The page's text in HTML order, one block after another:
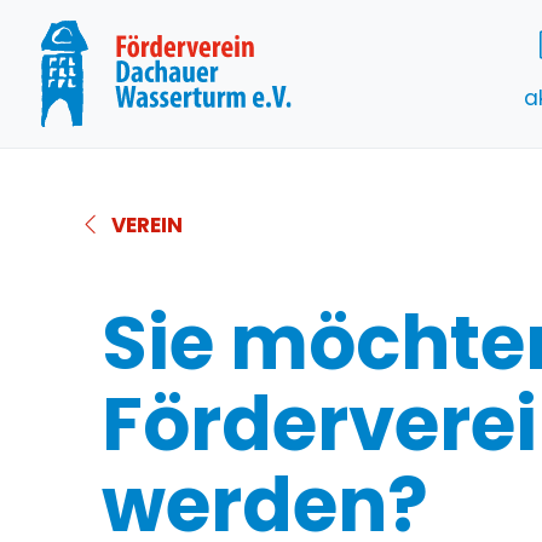
VEREIN
Sie
werden?